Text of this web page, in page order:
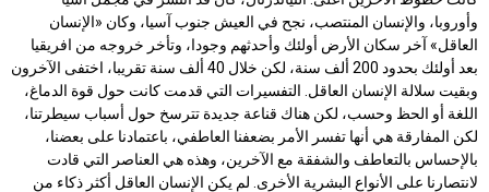
وأوروبا، والإنسان المنتصب، نجح في العيش جنوب آسيا، وكان «الإنسان
العاقل» آخر سكان الأرض أولئك وأحدثهم وجودا، وتأخر خروجه من افريقيا
بعد أولئك بحدود 200 ألف سنة، لكن خلال 40 ألف سنة تقريبا، اختفى الآخرون
وبقيت سلالة الإنسان العاقل. التفسيرات التي قدمت كانت حول قوة الدماغ،
اللغة أو الحظ وحسب، لكن هناك قناعة جديدة تترسخ حول أسباب سيطرتنا،
لكن المفارقة هي أنها تفسر الأمر بضعفنا العاطفي، باعتمادنا على بعضنا،
بالإحساس بالتعاطف والشفقة مع الآخرين، وهذه هي العناصر التي قادت
لانتصارنا على الأنواع البشرية الأخرى. لم يكن الإنسان العاقل أكثر ذكاء من